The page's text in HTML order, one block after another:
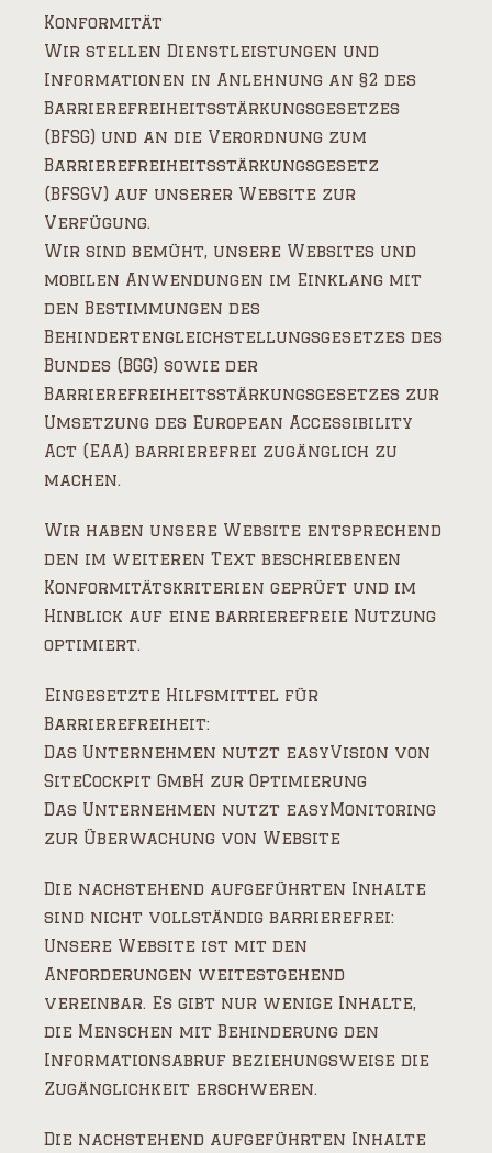
Konformität
Wir stellen Dienstleistungen und
Informationen in Anlehnung an §2 des
Barrierefreiheitsstärkungsgesetzes
(BFSG) und an die Verordnung zum
Barrierefreiheitsstärkungsgesetz
(BFSGV) auf unserer Website zur
Verfügung.
Wir sind bemüht, unsere Websites und
mobilen Anwendungen im Einklang mit
den Bestimmungen des
Behindertengleichstellungsgesetzes des
Bundes (BGG) sowie der
Barrierefreiheitsstärkungsgesetzes zur
Umsetzung des European Accessibility
Act (EAA) barrierefrei zugänglich zu
machen.
Wir haben unsere Website entsprechend
den im weiteren Text beschriebenen
Konformitätskriterien geprüft und im
Hinblick auf eine barrierefreie Nutzung
optimiert.
Eingesetzte Hilfsmittel für
Barrierefreiheit:
Das Unternehmen nutzt easyVision von
SiteCockpit GmbH zur Optimierung
Das Unternehmen nutzt easyMonitoring
zur Überwachung von Website
Die nachstehend aufgeführten Inhalte
sind nicht vollständig barrierefrei:
Unsere Website ist mit den
Anforderungen weitestgehend
vereinbar. Es gibt nur wenige Inhalte,
die Menschen mit Behinderung den
Informationsabruf beziehungsweise die
Zugänglichkeit erschweren.
Die nachstehend aufgeführten Inhalte